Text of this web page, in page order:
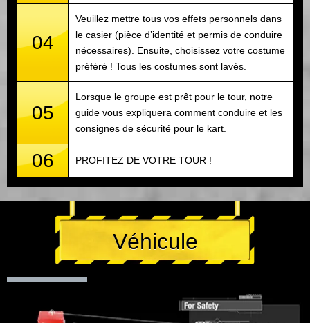
04
Veuillez mettre tous vos effets personnels dans
le casier (pièce d’identité et permis de conduire
nécessaires). Ensuite, choisissez votre costume
préféré ! Tous les costumes sont lavés.
05
Lorsque le groupe est prêt pour le tour, notre
guide vous expliquera comment conduire et les
consignes de sécurité pour le kart.
06 PROFITEZ DE VOTRE TOUR !
Véhicule